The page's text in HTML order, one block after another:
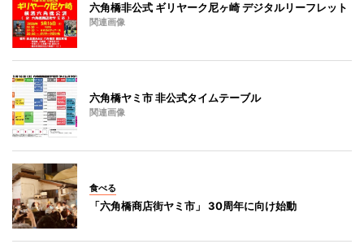
六角橋非公式 ギリヤーク尼ヶ崎 デジタルリーフレット
関連画像
六角橋ヤミ市 非公式タイムテーブル
関連画像
食べる
「六角橋商店街ヤミ市」 30周年に向け始動